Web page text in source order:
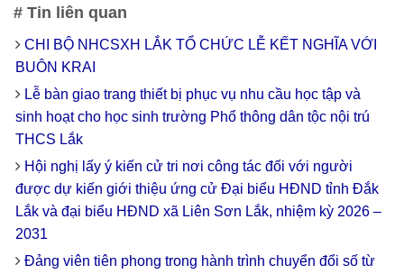
# Tin liên quan
CHI BỘ NHCSXH LẮK TỔ CHỨC LỄ KẾT NGHĨA VỚI
BUÔN KRAI
Lễ bàn giao trang thiết bị phục vụ nhu cầu học tập và
sinh hoạt cho học sinh trường Phổ thông dân tộc nội trú
THCS Lắk
Hội nghị lấy ý kiến cử tri nơi công tác đối với người
được dự kiến giới thiệu ứng cử Đại biểu HĐND tỉnh Đắk
Lắk và đại biểu HĐND xã Liên Sơn Lắk, nhiệm kỳ 2026 –
2031
Đảng viên tiên phong trong hành trình chuyển đổi số từ